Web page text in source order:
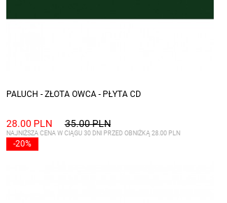
PALUCH - ZŁOTA OWCA - PŁYTA CD
28.00 PLN 35.00 PLN
-20%
NAJNIŻSZA CENA W CIĄGU 30 DNI PRZED OBNIŻKĄ 28.00 PLN